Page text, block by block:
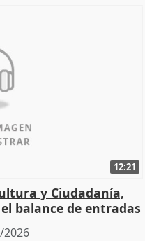
12:21
y Ciudadanía,
balance de entradas
2026